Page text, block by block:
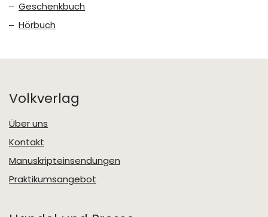
Geschenkbuch
Hörbuch
Volkverlag
Über uns
Kontakt
Manuskripteinsendungen
Praktikumsangebot